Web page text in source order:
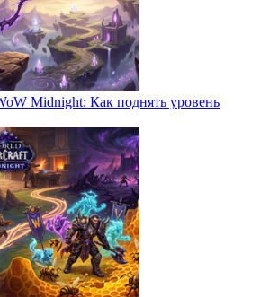
Midnight: Как поднять уровень